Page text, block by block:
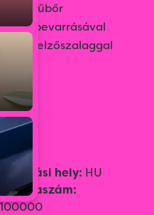
műbőr
csík bevarrásával
jelzőszalaggal
hely: HU